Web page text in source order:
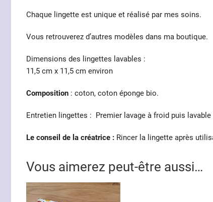
Chaque lingette est unique et réalisé par mes soins.
Vous retrouverez d’autres modèles dans ma boutique.
Dimensions des lingettes lavables :
11,5 cm x 11,5 cm environ
Composition : coton, coton éponge bio.
Entretien lingettes : Premier lavage à froid puis
Le conseil de la créatrice : Rincer la lingette après
Vous aimerez peut-être aussi…